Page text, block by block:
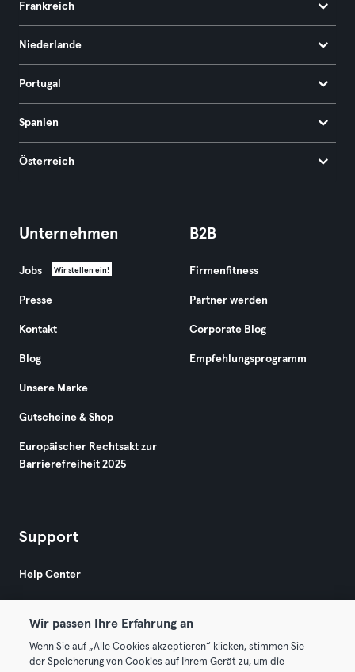
Frankreich
Niederlande
Portugal
Spanien
Österreich
Unternehmen
Jobs Wir stellen ein!
Presse
Kontakt
Blog
Unsere Marke
Gutscheine & Shop
Europäischer Rechtsakt zur
Barrierefreiheit 2025
B2B
Firmenfitness
Partner werden
Corporate Blog
Empfehlungsprogramm
Support
Help Center
Wir passen Ihre Erfahrung an
Wenn Sie auf „Alle Cookies akzeptieren“ klicken, stimmen Sie
der Speicherung von Cookies auf Ihrem Gerät zu, um die